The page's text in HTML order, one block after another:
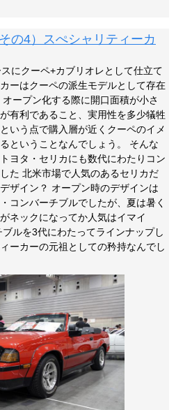
の4）スぺシャリティーカ
にクーペ+カブリオレとして仕立て
ーはクーペの派生モデルとして存在
ープン化する際に開口面積が小さ
有利であること、実用性を多少犠牲
いう点で購入層が近くクーペのイメ
ということなんでしょう。 そんな
ヨタ・セリカにも数代にわたりコン
た 北米市場で人気のあるセリカだ
ザイン？ オープン時のデザインは
コンバーチブルでしたが、夏は暑く
ネックになってか人気はイマイ
ルを3代にわたってラインナップし
ーカーの元祖としての矜持なんでし